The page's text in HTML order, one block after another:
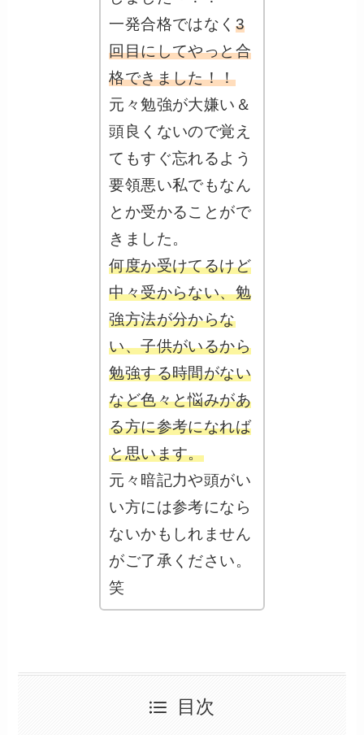
一発合格ではなく 3
回目にしてやっと合
格できました！！
元々勉強が大嫌い＆
頭良くないので覚え
てもすぐ忘れるよう
要領悪い私でもなん
とか受かることがで
きました。
何度か受けてるけど
中々受からない、勉
強方法が分からな
い、子供がいるから
勉強する時間がない
など色々と悩みがあ
る方に参考になれば
と思います。
元々暗記力や頭がい
い方には参考になら
ないかもしれません
がご了承ください。
笑
目次